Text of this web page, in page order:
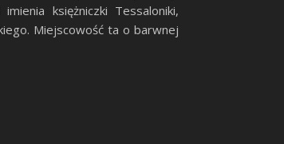
księżniczki Tessaloniki,
Miejscowość ta o barwnej